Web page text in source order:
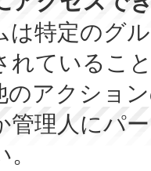
は特定のグ
れているこ
のアクショ
管理人にパ